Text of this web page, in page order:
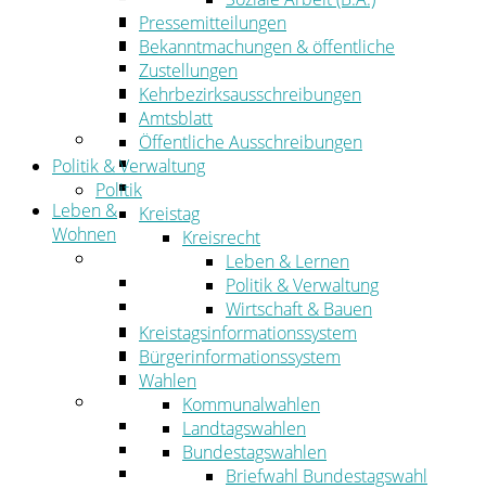
Gewerbeflächen und Unternehmen
Arbeitgeberservice
Mobilfunk & Breitband
Straßen- und Radwegebau
Landwirtschaft
Tourismus
Freizeit und Urlaub im Landkreis
Veranstaltungen
Leben &
Wohnen
Migration
Schulen, Bildung, Sport und Kultur
Soziales
Gesundheit
Jugend, Familie und Senioren
Bauen und Planen
Abfall
Pressemitteilungen
Bekanntmachungen & öffentliche
Zustellungen
Kehrbezirksausschreibungen
Amtsblatt
Öffentliche Ausschreibungen
Politik & Verwaltung
Politik
Kreistag
Kreisrecht
Leben & Lernen
Politik & Verwaltung
Wirtschaft & Bauen
Kreistagsinformationssystem
Bürgerinformationssystem
Wahlen
Kommunalwahlen
Landtagswahlen
Bundestagswahlen
Briefwahl Bundestagswahl